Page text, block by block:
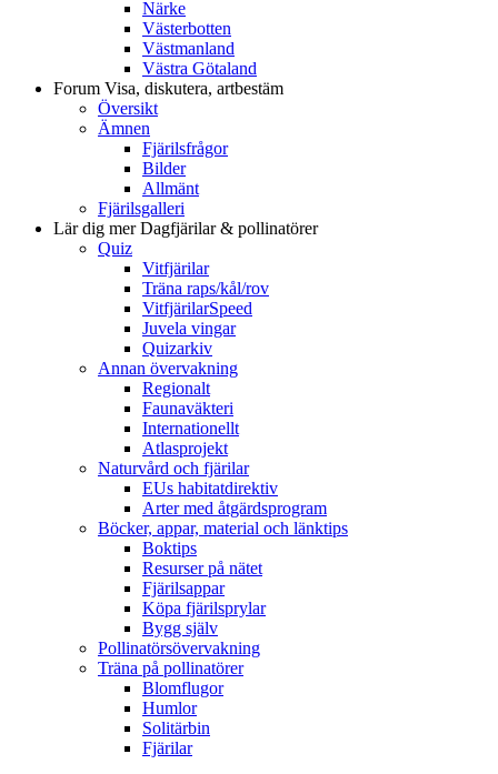
Närke
Västerbotten
Västmanland
Västra Götaland
Forum Visa, diskutera, artbestäm
Översikt
Ämnen
Fjärilsfrågor
Bilder
Allmänt
Fjärilsgalleri
Lär dig merDagfjärilar & pollinatörer
Quiz
Vitfjärilar
Träna raps/kål/rov
VitfjärilarSpeed
Juvela vingar
Quizarkiv
Annan övervakning
Regionalt
Faunaväkteri
Internationellt
Atlasprojekt
Naturvård och fjärilar
EUs habitatdirektiv
Arter med åtgärdsprogram
Böcker, appar, material och länktips
Boktips
Resurser på nätet
Fjärilsappar
Köpa fjärilsprylar
Bygg själv
Pollinatörsövervakning
Träna på pollinatörer
Blomflugor
Humlor
Solitärbin
Fjärilar